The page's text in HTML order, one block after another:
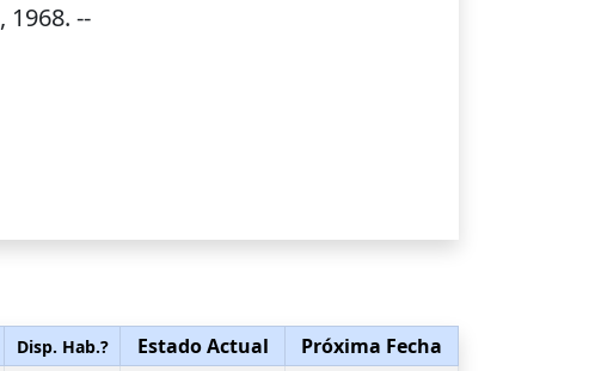
, 1968. --
Disp. Hab.? Estado Actual
Próxima Fecha